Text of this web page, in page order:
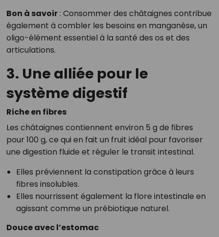
Bon à savoir: Consommer des châtaignes contribue
également à combler les besoins en manganèse, un
oligo-élément essentiel à la santé des os et des
articulations.
3. Une alliée pour le
système digestif
Riche en fibres
Les châtaignes contiennent environ 5 g de fibres
pour 100 g, ce qui en fait un fruit idéal pour favoriser
une digestion fluide et réguler le transit intestinal.
Elles préviennent la constipation grâce à leurs
fibres insolubles.
Elles nourrissent également la flore intestinale en
agissant comme un prébiotique naturel.
Douce avec l’estomac